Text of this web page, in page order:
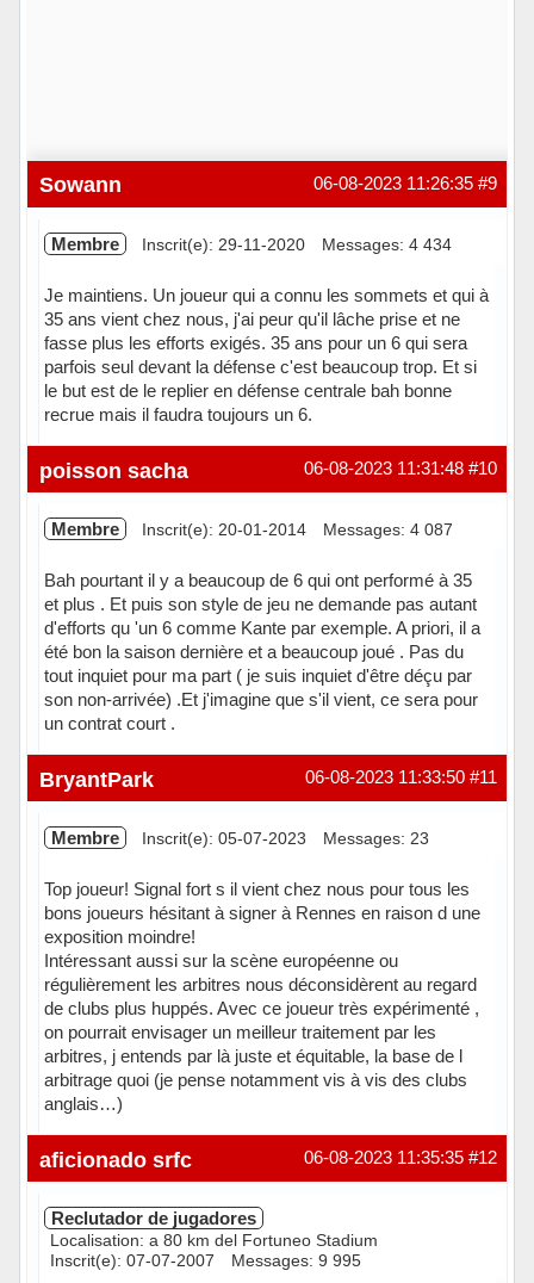
#9
06-08-2023 11:26:35
Sowann
Membre Inscrit(e): 29-11-2020 Messages: 4 434
Je maintiens. Un joueur qui a connu les sommets et qui à
35 ans vient chez nous, j'ai peur qu'il lâche prise et ne
fasse plus les efforts exigés. 35 ans pour un 6 qui sera
parfois seul devant la défense c'est beaucoup trop. Et si
le but est de le replier en défense centrale bah bonne
recrue mais il faudra toujours un 6.
Hors ligne #10
06-08-2023 11:31:48
poisson sacha
Membre Inscrit(e): 20-01-2014 Messages: 4 087
Bah pourtant il y a beaucoup de 6 qui ont performé à 35
et plus . Et puis son style de jeu ne demande pas autant
d'efforts qu 'un 6 comme Kante par exemple. A priori, il a
été bon la saison dernière et a beaucoup joué . Pas du
tout inquiet pour ma part ( je suis inquiet d'être déçu par
son non-arrivée) .Et j'imagine que s'il vient, ce sera pour
un contrat court .
Hors ligne #11
06-08-2023 11:33:50
BryantPark
Membre Inscrit(e): 05-07-2023 Messages: 23
Top joueur! Signal fort s il vient chez nous pour tous les
bons joueurs hésitant à signer à Rennes en raison d une
exposition moindre!
Intéressant aussi sur la scène européenne ou
régulièrement les arbitres nous déconsidèrent au regard
de clubs plus huppés. Avec ce joueur très expérimenté ,
on pourrait envisager un meilleur traitement par les
arbitres, j entends par là juste et équitable, la base de l
arbitrage quoi (je pense notamment vis à vis des clubs
anglais…)
Hors ligne #12
06-08-2023 11:35:35
aficionado srfc
Reclutador de jugadores
Localisation: a 80 km del Fortuneo Stadium
Inscrit(e): 07-07-2007
Messages: 9 995